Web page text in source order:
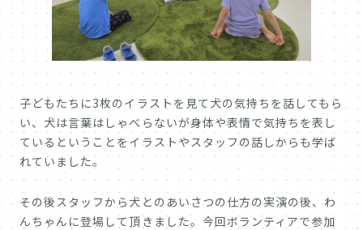
子どもたちに3枚のイラストを見て犬の気持ちを話してもら
い、犬は言葉はしゃべらないが身体や表情で気持ちを表し
ているということをイラストやスタッフの話しからも学ば
れていました。
その後スタッフから犬とのあいさつの仕方の実演の後、わ
んちゃんに登場して頂きました。今回ボランティアで参加